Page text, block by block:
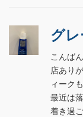
グ
こんば
店あり
ィーク
最近は
着き過